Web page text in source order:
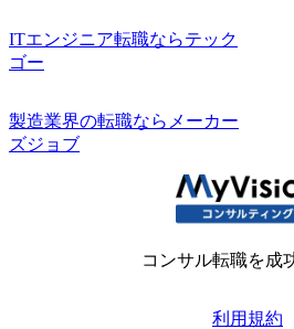
ITエンジニア転職ならテック
ゴー
製造業界の転職ならメーカー
ズジョブ
コンサル転職を成
利用規約